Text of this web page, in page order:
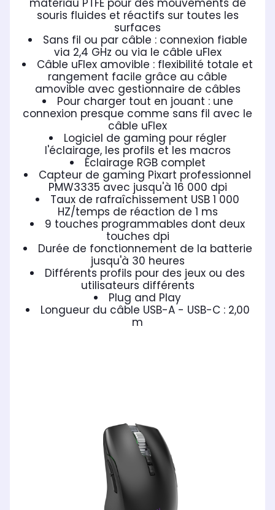
matériau PTFE pour des mouvements de
souris fluides et réactifs sur toutes les
surfaces
Sans fil ou par câble : connexion fiable
via 2,4 GHz ou via le câble uFlex
Câble uFlex amovible : flexibilité totale et
rangement facile grâce au câble
amovible avec gestionnaire de câbles
Pour charger tout en jouant : une
connexion presque comme sans fil avec le
câble uFlex
Logiciel de gaming pour régler
l'éclairage, les profils et les macros
Éclairage RGB complet
Capteur de gaming Pixart professionnel
PMW3335 avec jusqu'à 16 000 dpi
Taux de rafraîchissement USB 1 000
HZ/temps de réaction de 1 ms
9 touches programmables dont deux
touches dpi
Durée de fonctionnement de la batterie
jusqu'à 30 heures
Différents profils pour des jeux ou des
utilisateurs différents
Plug and Play
Longueur du câble USB-A - USB-C : 2,00
m